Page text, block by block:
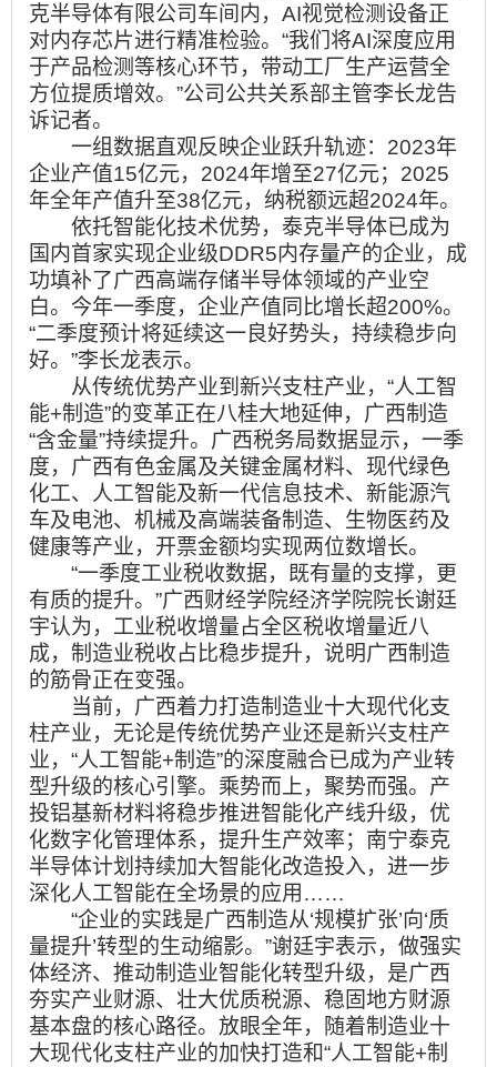
克半导体有限公司车间内，AI视觉检测设备正
对内存芯片进行精准检验。“我们将AI深度应用
于产品检测等核心环节，带动工厂生产运营全
方位提质增效。”公司公共关系部主管李长龙告
诉记者。
一组数据直观反映企业跃升轨迹：2023年
企业产值15亿元，2024年增至27亿元；2025
年全年产值升至38亿元，纳税额远超2024年。
依托智能化技术优势，泰克半导体已成为
国内首家实现企业级DDR5内存量产的企业，成
功填补了广西高端存储半导体领域的产业空
白。今年一季度，企业产值同比增长超200%。
“二季度预计将延续这一良好势头，持续稳步向
好。”李长龙表示。
从传统优势产业到新兴支柱产业，“人工智
能+制造”的变革正在八桂大地延伸，广西制造
“含金量”持续提升。广西税务局数据显示，一季
度，广西有色金属及关键金属材料、现代绿色
化工、人工智能及新一代信息技术、新能源汽
车及电池、机械及高端装备制造、生物医药及
健康等产业，开票金额均实现两位数增长。
“一季度工业税收数据，既有量的支撑，更
有质的提升。”广西财经学院经济学院院长谢廷
宇认为，工业税收增量占全区税收增量近八
成，制造业税收占比稳步提升，说明广西制造
的筋骨正在变强。
当前，广西着力打造制造业十大现代化支
柱产业，无论是传统优势产业还是新兴支柱产
业，“人工智能+制造”的深度融合已成为产业转
型升级的核心引擎。乘势而上，聚势而强。产
投铝基新材料将稳步推进智能化产线升级，优
化数字化管理体系，提升生产效率；南宁泰克
半导体计划持续加大智能化改造投入，进一步
深化人工智能在全场景的应用……
“企业的实践是广西制造从‘规模扩张’向‘质
量提升’转型的生动缩影。”谢廷宇表示，做强实
体经济、推动制造业智能化转型升级，是广西
夯实产业财源、壮大优质税源、稳固地方财源
基本盘的核心路径。放眼全年，随着制造业十
大现代化支柱产业的加快打造和“人工智能+制